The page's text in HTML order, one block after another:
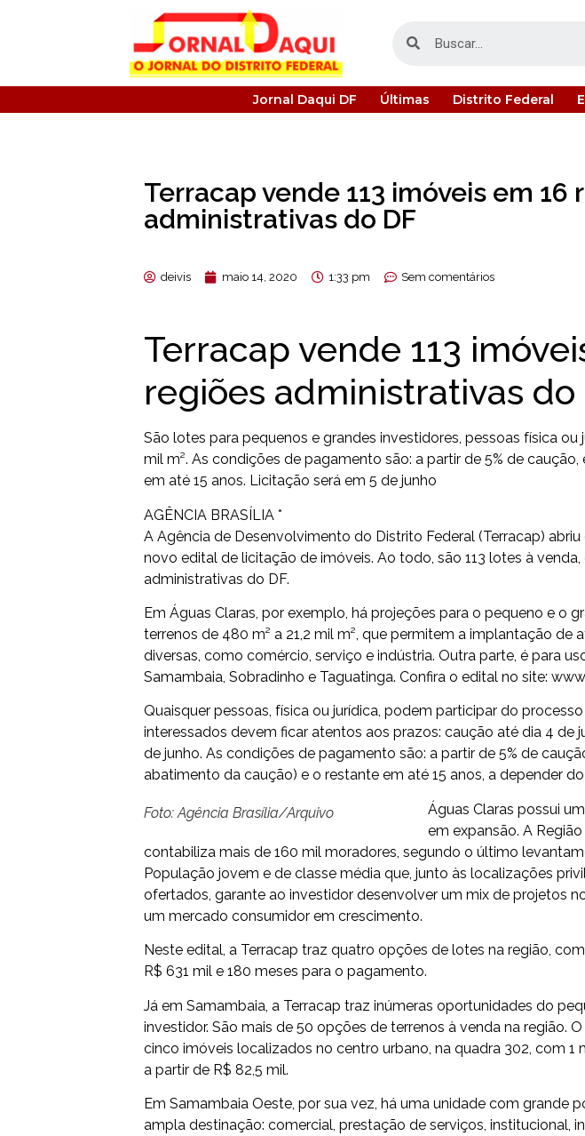
Jornal Daqui DF Últimas Distrito Federal
Terracap vende 113 imóveis em 16
administrativas do DF
deivis maio 14, 2020 1:33 pm Sem comentários
Terracap vende 113
regiões administrativas do
São lotes para pequenos e grandes investidores, pessoas física ou
mil m². As condições de pagamento são: a partir de 5% de
em até 15 anos. Licitação será em 5 de junho
AGÊNCIA BRASÍLIA *
A Agência de Desenvolvimento do Distrito Federal (Terracap)
novo edital de licitação de imóveis. Ao todo, são 113 lotes à venda,
administrativas do DF.
Em Águas Claras, por exemplo, há projeções para o pequeno e o
terrenos de 480 m² a 21,2 mil m², que permitem a implantação de
diversas, como comércio, serviço e indústria. Outra parte, é para
Samambaia, Sobradinho e Taguatinga. Confira o edital no site:
Quaisquer pessoas, física ou jurídica, podem participar do
interessados devem ficar atentos aos prazos: caução até dia 4 de
de junho. As condições de pagamento são: a partir de 5% de
abatimento da caução) e o restante em até 15 anos, a depender
Foto: Agência Brasília/Arquivo
Águas Claras possui
em expansão. A
contabiliza mais de 160 mil moradores, segundo o último
População jovem e de classe média que, junto às localizações
ofertados, garante ao investidor desenvolver um mix de projetos
um mercado consumidor em crescimento.
Neste edital, a Terracap traz quatro opções de lotes na região,
R$ 631 mil e 180 meses para o pagamento.
Já em Samambaia, a Terracap traz inúmeras oportunidades do
investidor. São mais de 50 opções de terrenos à venda na região.
cinco imóveis localizados no centro urbano, na quadra 302, com 1
a partir de R$ 82,5 mil.
Em Samambaia Oeste, por sua vez, há uma unidade com grande
ampla destinação: comercial, prestação de serviços, institucional,